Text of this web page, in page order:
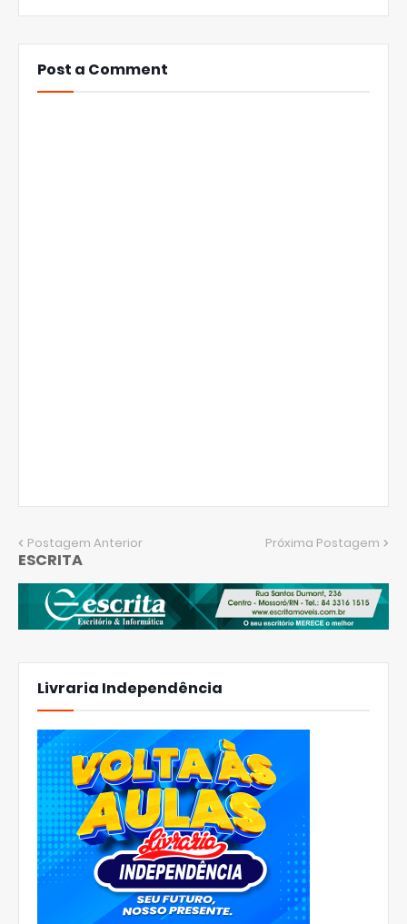
Post a Comment
Postagem Anterior Próxima Postagem
ESCRITA
Livraria Independência